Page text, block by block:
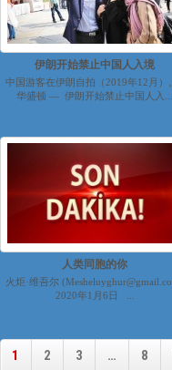
伊朗开始禁止中国人入境
中国游客在伊朗自拍（2019年12月）
华盛顿 — 伊朗开始禁止中国人入...
人类同胞的你
火炬·维吾尔
2020年1月6日 ...
1 2 3 … 8